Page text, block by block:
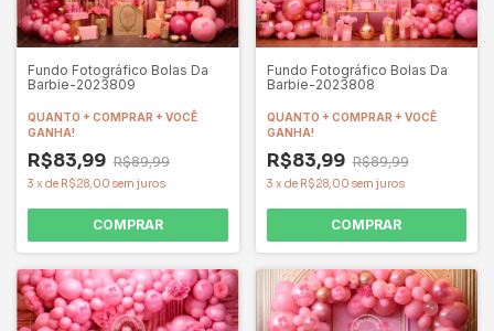
Fundo Fotográfico Bolas Da
Barbie-2023809
QUANTO + COMPRAR + VOCÊ
GANHA!
R$83,99 R$89,99
3 x de R$28,00 sem juros
COMPRAR
Fundo Fotográfico Bolas Da
Barbie-2023808
QUANTO + COMPRAR + VOCÊ
GANHA!
R$83,99 R$89,99
3 x de R$28,00 sem juros
COMPRAR